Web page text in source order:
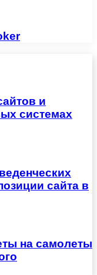
и
системах
сайта в
на самолеты